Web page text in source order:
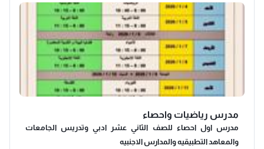
مدرس رياضيات واحصاء
مدرس اول احصاء للصف الثاني عشر ادبي وتدريس الجامعات
والمعاهد التطبيقيه والمدارس الاجنبيه